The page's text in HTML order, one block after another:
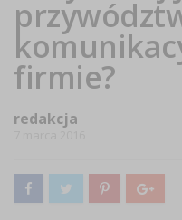
firmie?
redakcja